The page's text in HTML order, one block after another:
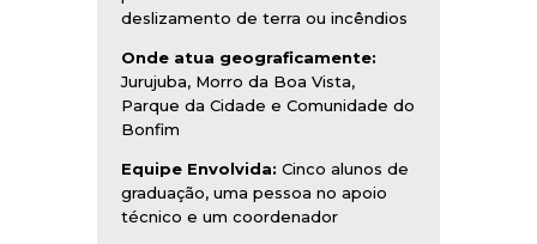
deslizamento de terra ou incêndios
Onde atua geograficamente:
Jurujuba, Morro da Boa Vista,
Parque da Cidade e Comunidade do
Bonfim
Equipe Envolvida: Cinco alunos de
graduação, uma pessoa no apoio
técnico e um coordenador